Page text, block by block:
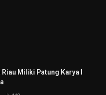
Miliki Patung Karya I